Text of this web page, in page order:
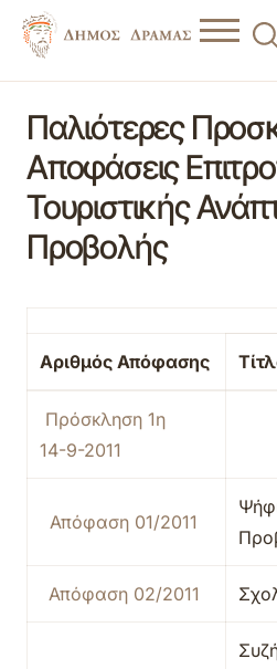
Παλιότερες
Αποφάσεις
Τουριστικής
Προβολής
Αριθμός Απόφασης
Πρόσκληση 1η
14-9-2011
Απόφαση 01/2011
Απόφαση 02/2011